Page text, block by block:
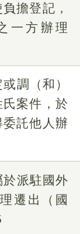
擔登記，
一方辦理
調（和）
案件，於
託他人辦
於派駐國外
遷出（國